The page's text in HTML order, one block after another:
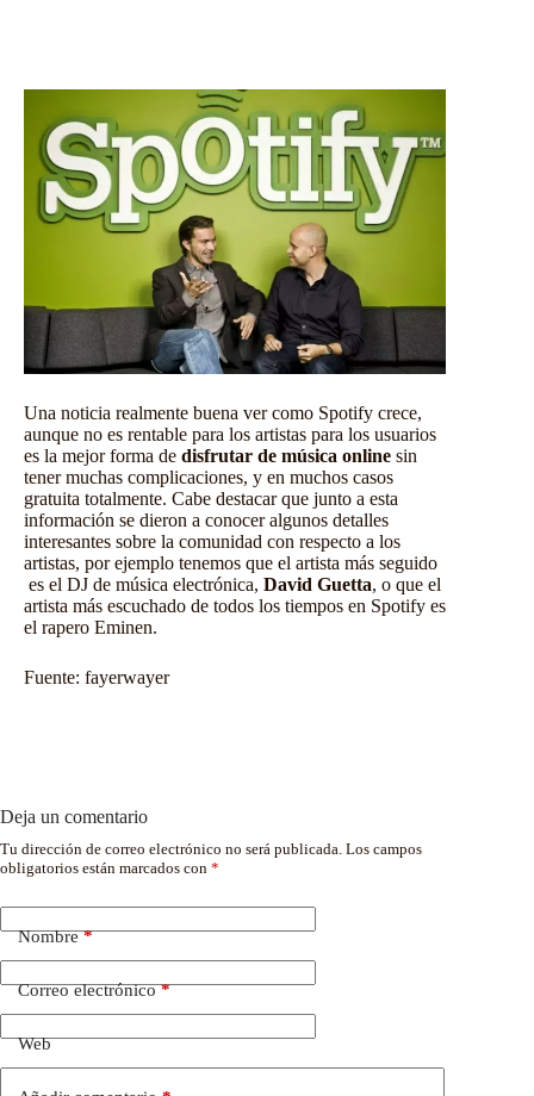
Una noticia realmente buena ver como Spotify crece,
aunque no es rentable para los artistas para los usuarios
es la mejor forma de disfrutar de música online sin
tener muchas complicaciones, y en muchos casos
gratuita totalmente. Cabe destacar que junto a esta
información se dieron a conocer algunos detalles
interesantes sobre la comunidad con respecto a los
artistas, por ejemplo tenemos que el artista más seguido
es el DJ de música electrónica, David Guetta, o que el
artista más escuchado de todos los tiempos en Spotify es
el rapero Eminen.
Fuente: fayerwayer
Deja un comentario
Tu dirección de correo electrónico no será publicada. Los campos
obligatorios están marcados con *
Nombre*
Correo electrónico*
Web